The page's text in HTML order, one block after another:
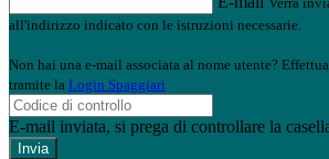
all'indirizzo indicato con le istruzioni necessarie.
Non hai una e-mail associata al nome utente?
tramite la Login Spaggiari
E-mail inviata, si prega di controllare la